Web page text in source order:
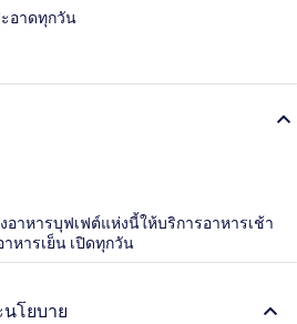
อาดทุกวัน
อาหารบุฟเฟต์แห่งนี้ให้บริการอาหารเช้า
หารเย็น เปิดทุกวัน
โยบาย